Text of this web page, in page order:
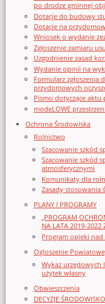
po drodze gminnej
Dotacje do budowy
Dotacje na
Wniosek o wydanie
Zgłoszenie zamiaru
Uzgodnienie zasad
Wydanie opinii na
Formularz
przydomowych
Pismo dotyczące aktu
modeLOWE
Ochrona Środowiska
Rolnictwo
Szacowanie szkód
Szacowanie szkód
atmosferycznymi
Komunikaty dla
Zasady stosowania
PLANY I PROGRAMY
„PROGRAM
NA LATA 2019-2022
Program opieki
Ogloszenie
Wykaz urzędowych
użytek własny
Obwieszczenia
DECYZJE